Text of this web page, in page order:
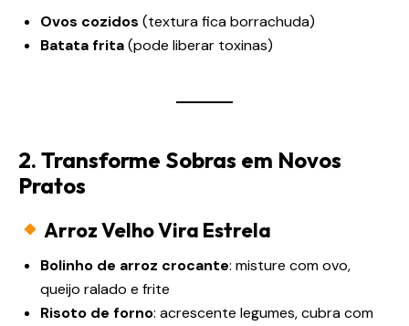
Ovos cozidos (textura fica borrachuda)
Batata frita(pode liberar toxinas)
2. Transforme Sobras em Novos
Pratos
Arroz Velho Vira Estrela
Bolinho de arroz crocante: misture com ovo,
queijo ralado e frite
Risoto de forno: acrescente legumes, cubra com